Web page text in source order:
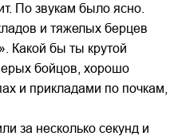
По звукам было ясно.
и тяжелых берцев
Какой бы ты крутой
бойцов, хорошо
и прикладами по почкам,
за несколько секунд и